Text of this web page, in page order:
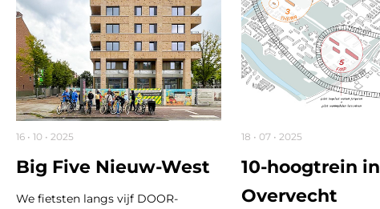
16 • 10 • 2025
Big Five Nieuw-West
We fietsten langs vijf DOOR-
18 • 07 • 2025
10-hoogtrein in
Overvecht